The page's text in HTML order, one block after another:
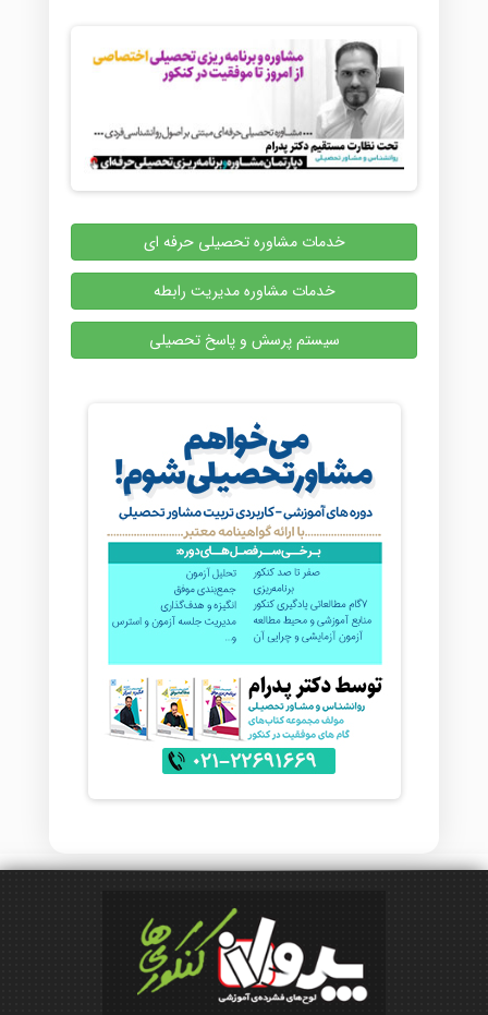
خدمات مشاوره تحصیلی حرفه ای
خدمات مشاوره مدیریت رابطه
سیستم پرسش و پاسخ تحصیلی